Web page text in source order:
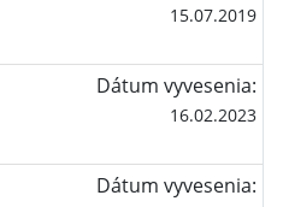
15.07.2019
Dátum vyvesenia:
16.02.2023
Dátum vyvesenia: